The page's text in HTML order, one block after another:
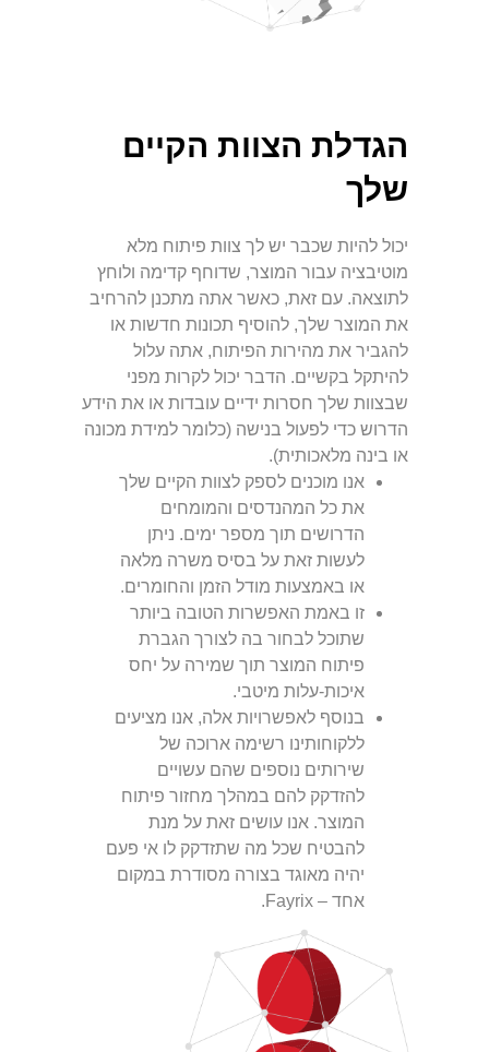
הגדלת הצוות הקיים
שלך
יכול להיות שכבר יש לך צוות פיתוח מלא
מוטיבציה עבור המוצר, שדוחף קדימה ולוחץ
לתוצאה. עם זאת, כאשר אתה מתכנן להרחיב
את המוצר שלך, להוסיף תכונות חדשות או
להגביר את מהירות הפיתוח, אתה עלול
להיתקל בקשיים. הדבר יכול לקרות מפני
שבצוות שלך חסרות ידיים עובדות או את הידע
הדרוש כדי לפעול בנישה (כלומר למידת מכונה
או בינה מלאכותית).
אנו מוכנים לספק לצוות הקיים שלך
את כל המהנדסים והמומחים
הדרושים תוך מספר ימים. ניתן
לעשות זאת על בסיס משרה מלאה
או באמצעות מודל הזמן והחומרים.
זו באמת האפשרות הטובה ביותר
שתוכל לבחור בה לצורך הגברת
פיתוח המוצר תוך שמירה על יחס
איכות-עלות מיטבי.
בנוסף לאפשרויות אלה, אנו מציעים
ללקוחותינו רשימה ארוכה של
שירותים נוספים שהם עשויים
להזדקק להם במהלך מחזור פיתוח
המוצר. אנו עושים זאת על מנת
להבטיח שכל מה שתזדקק לו אי פעם
יהיה מאוגד בצורה מסודרת במקום
אחד – Fayrix.